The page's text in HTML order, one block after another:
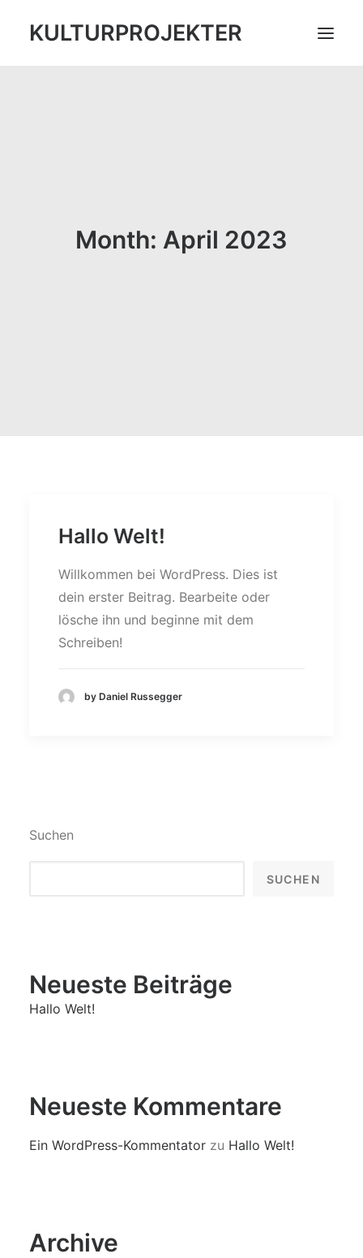
KULTURPROJEKTER
Month: April 2023
Hallo Welt!
Willkommen bei WordPress. Dies ist
dein erster Beitrag. Bearbeite oder
lösche ihn und beginne mit dem
Schreiben!
by Daniel Russegger
Suchen
SUCHEN
Neueste Beiträge
Hallo Welt!
Neueste Kommentare
Ein WordPress-Kommentator zu Hallo Welt!
Archive